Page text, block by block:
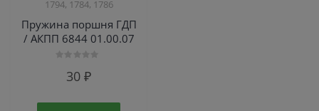
1794, 1784, 1786
Пружина поршня ГДП
/ АКПП 6844 01.00.07
30₽